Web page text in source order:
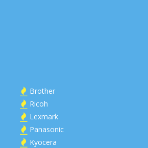
Brother
Ricoh
Lexmark
Panasonic
Kyocera